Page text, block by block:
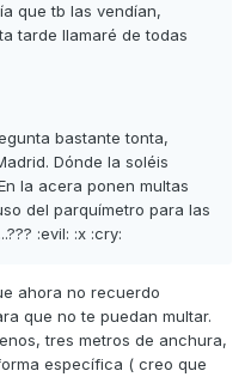
que tb las vendían,
tarde llamaré de todas
bastante tonta,
Dónde la soléis
la acera ponen multas
del parquímetro para las
:evil: :x :cry:
ahora no recuerdo
que no te puedan multar.
tres metros de anchura,
específica ( creo que